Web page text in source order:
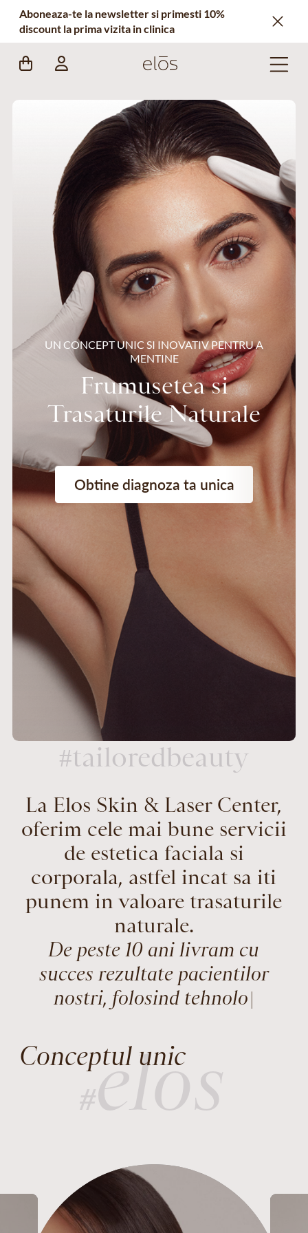
Aboneaza-te la newsletter si primesti 10%
discount la prima vizita in clinica
UN CONCEPT UNIC SI INOVATIV PENTRU A
MENTINE
Frumusetea si
Trasaturile Naturale
Obtine diagnoza ta unica
#tailoredbeauty
La Elos Skin & Laser Center,
oferim cele mai bune servicii
de estetica faciala si
corporala, astfel incat sa iti
punem in valoare trasaturile
naturale.
De pe ste 10 ani liv|
Conceptul unic
#elos